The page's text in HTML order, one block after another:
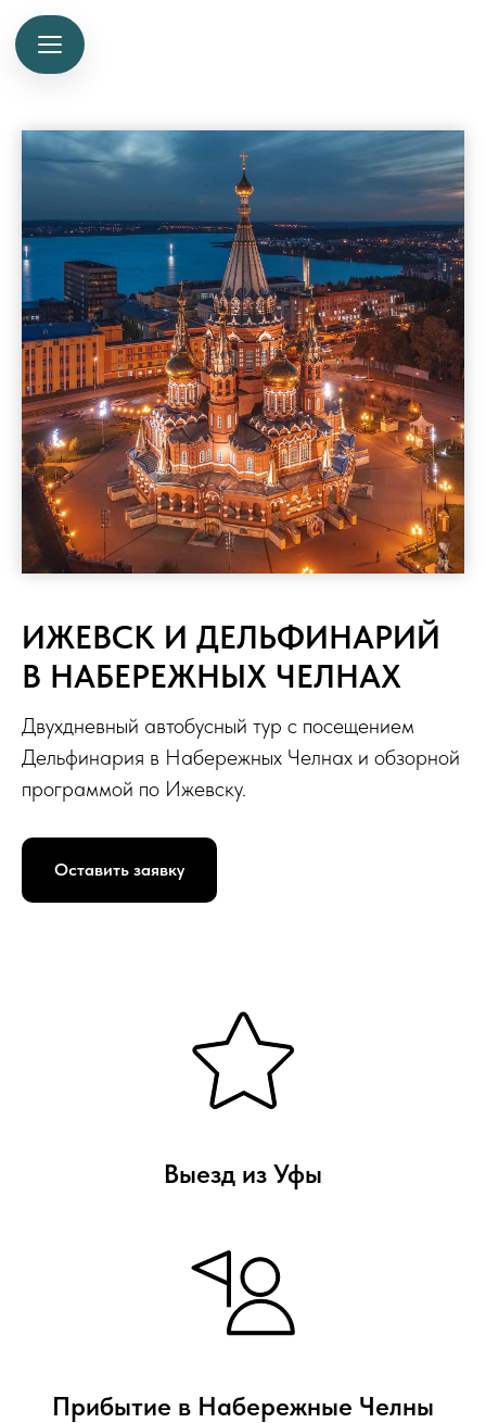
ИЖЕВСК И ДЕЛЬФИНАРИЙ
В НАБЕРЕЖНЫХ ЧЕЛНАХ
Двухдневный автобусный тур с посещением
Дельфинария в Набережных Челнах и обзорной
программой по Ижевску.
Оставить заявку
Выезд из Уфы
Прибытие в Набережные Челны